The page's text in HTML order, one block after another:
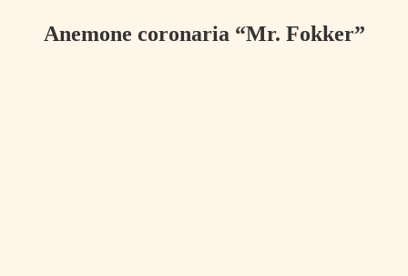
Anemone coronaria “Mr. Fokker”